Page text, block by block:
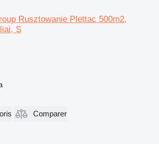
Rusztowanie Plettac 500m2,
S
Comparer